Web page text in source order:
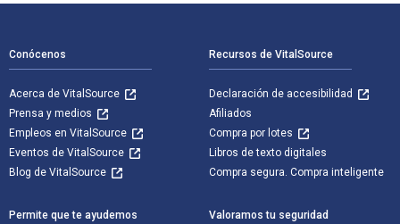
Conócenos
Acerca de VitalSource
Prensa y medios
Empleos en VitalSource
Eventos de VitalSource
Blog de VitalSource
Recursos de VitalSource
Declaración de accesibilidad
Afiliados
Compra por lotes
Libros de texto digitales
Compra segura. Compra inteligente
Permite que te ayudemos Valoramos tu seguridad